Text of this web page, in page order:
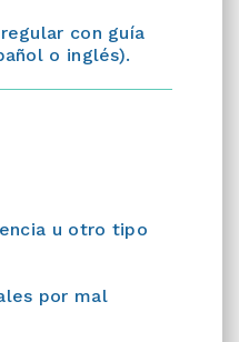
con guía
o inglés).
u otro tipo
por mal